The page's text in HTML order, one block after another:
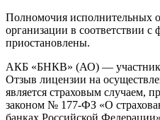
Полномочия исполнительных
организации в соответствии с
приостановлены.
АКБ «БНКВ» (АО) — участник
Отзыв лицензии на
является страховым случаем,
законом № 177-ФЗ «О
банках Российской